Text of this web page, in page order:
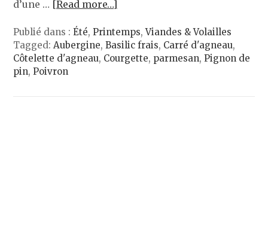
d’une … [Read more…]
Publié dans :Été,Printemps,Viandes & Volailles
Tagged:Aubergine,Basilic frais, Carré d'agneau,
Côtelette d'agneau, Courgette, parmesan,Pignon de
pin,Poivron